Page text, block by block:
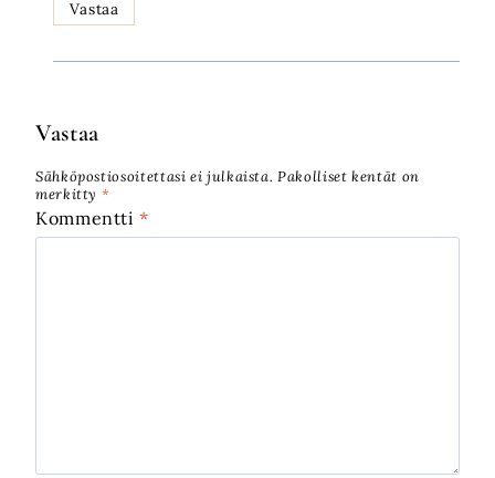
Vastaa
Vastaa
Sähköpostiosoitettasi ei julkaista. Pakolliset kentät on
merkitty *
Kommentti*